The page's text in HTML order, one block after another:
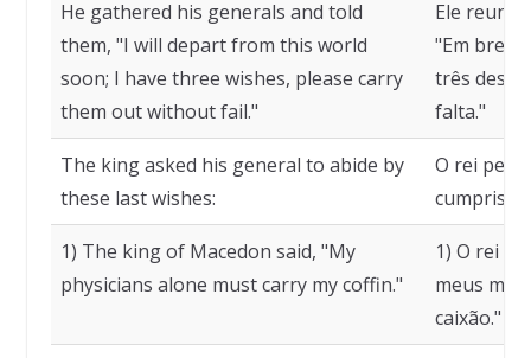
He gathered his generals and told
them, "I will depart from this world
soon; I have three wishes, please carry
them out without fail."
Ele reuniu
"Em
três
falta."
The king asked his general to abide by
these last wishes:
O rei
1) The king of Macedon said, "My
physicians alone must carry my coffin."
1) O rei
meus
caixão."